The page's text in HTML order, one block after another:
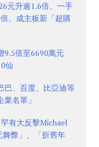
元升逾1.6倍、一手
、成主板新「超購
9.5倍至6690萬元
仙
巴、百度、比亞迪等
名單」
有大反擊Michael
弊」、「折舊年